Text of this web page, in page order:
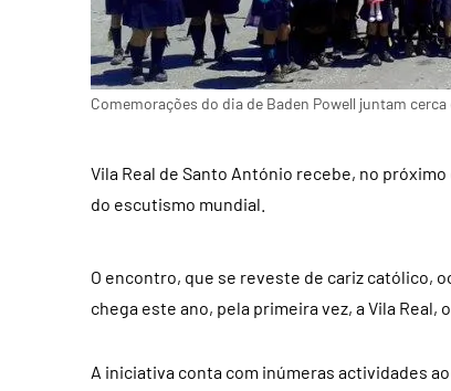
Comemorações do dia de Baden Powell juntam
Vila Real de Santo António recebe, no
do escutismo mundial.
O encontro, que se reveste de cariz católico,
chega este ano, pela primeira vez, a Vila
A iniciativa conta com inúmeras actividades